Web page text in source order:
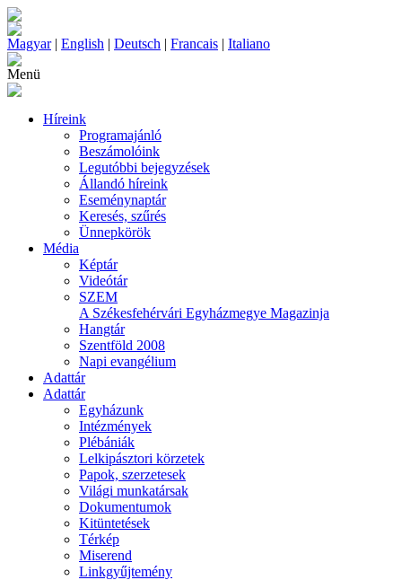
Magyar| English | Deutsch | Francais | Italiano
Menü
Híreink
Programajánló
Beszámolóink
Legutóbbi bejegyzések
Állandó híreink
Eseménynaptár
Keresés, szűrés
Ünnepkörök
Média
Képtár
Videótár
SZEM
A Székesfehérvári Egyházmegye Magazinja
Hangtár
Szentföld 2008
Napi evangélium
Adattár
Adattár
Egyházunk
Intézmények
Plébániák
Lelkipásztori körzetek
Papok, szerzetesek
Világi munkatársak
Dokumentumok
Kitüntetések
Térkép
Miserend
Linkgyűjtemény